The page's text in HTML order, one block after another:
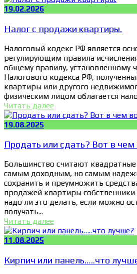
19.02.2026
Налог с продажи квартиры.
Налоговый кодекс РФ является
регулирующим правила
общему правилу, установленному
Налогового кодекса РФ,
квартиры или другого
физическим лицом облагается
Читать далее
19.08.2025
Продать или сдать? Вот в чем
Большинство считают
самым доходным, но самым
сохранить и преумножить
продажей квартиры собственники
надо ли это делать, если можно
получать...
Читать далее
11.08.2025
Кирпич или панель…..что